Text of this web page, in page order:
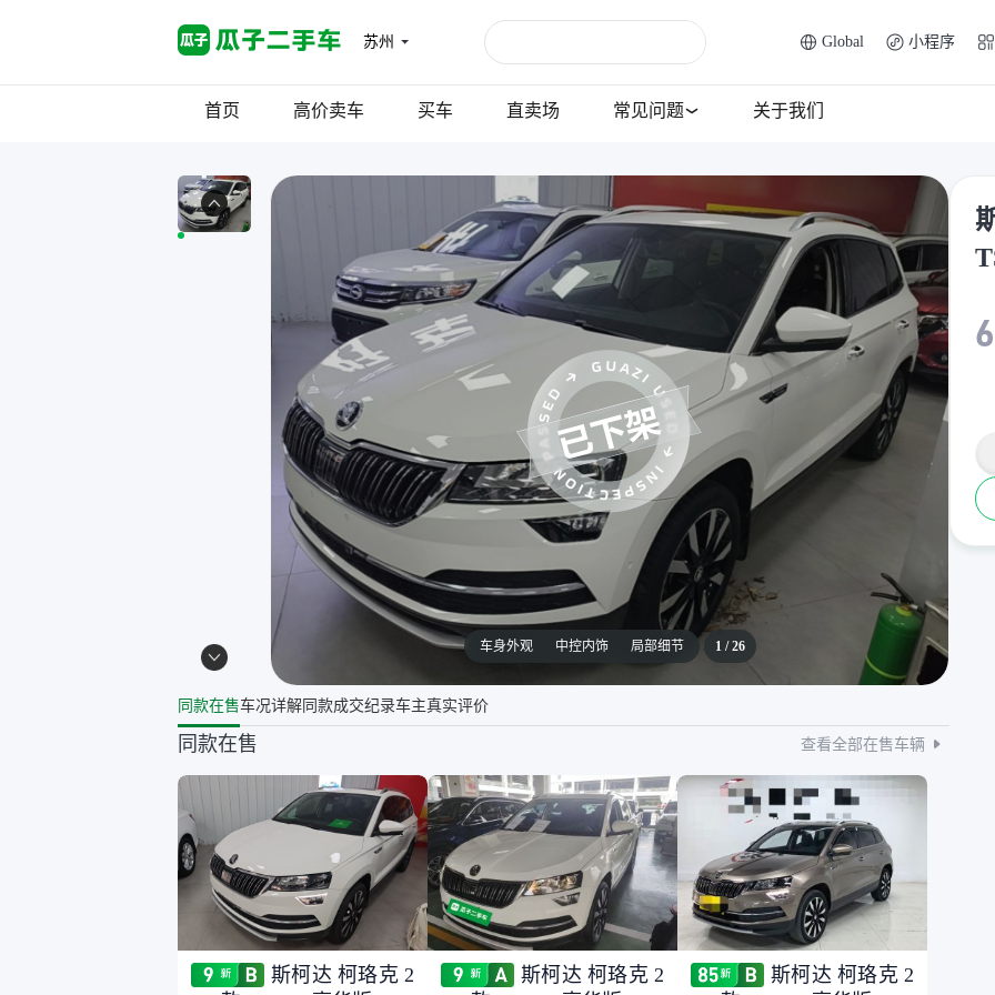
苏州 Global 小程序
首页 高价卖车 买车 直卖场 常见问题 关于我们
车身外观 中控内饰 局部细节 1/26
同款在售车况详解同款成交纪录车主真实评价
同款在售 查看全部在售车辆
斯柯达 柯珞克 2
斯柯达 柯珞克 2
斯柯达 柯珞克 2